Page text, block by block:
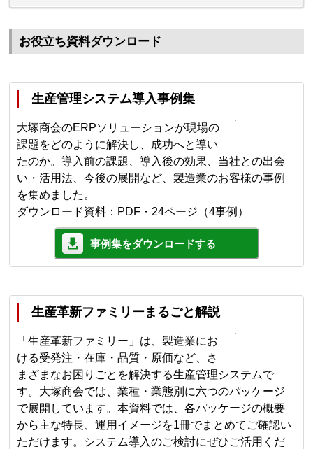
お役立ち資料ダウンロード
生産管理システム導入事例集
大塚商会のERPソリューションが現場の
課題をどのように解決し、成功へと導い
たのか。導入前の課題、導入後の効果、当社との出会
い・活用法、今後の展開など、製造業のお客様の事例
を集めました。
ダウンロード資料：PDF・24ページ（4事例）
事例集をダウンロードする
生産革新ファミリーまるごと解説
「生産革新ファミリー」は、製造業にお
ける受発注・在庫・品質・原価など、さ
まざまなお困りごとを解決する生産管理システムで
す。大塚商会では、業種・業態別に六つのパッケージ
で展開しています。本資料では、各パッケージの概要
から主な特長、運用イメージを1冊でまとめてご確認い
ただけます。システム導入のご検討にぜひご活用くだ